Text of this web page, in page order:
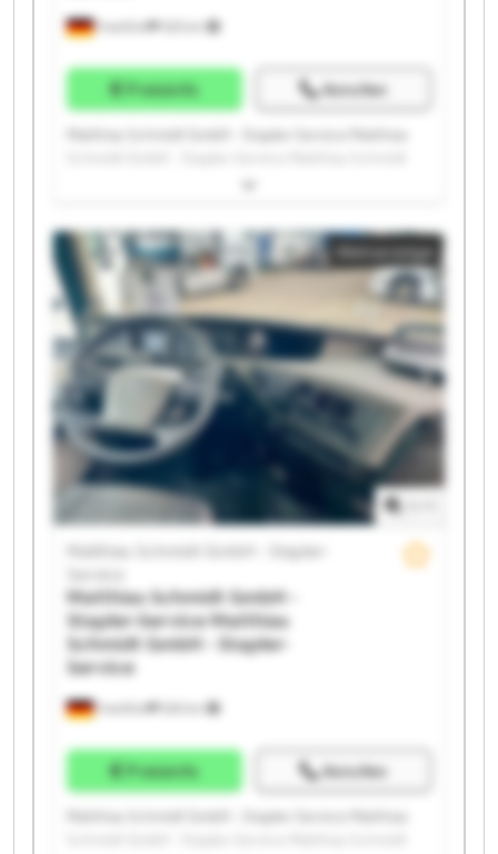
Frankfurt
Preisinfo Anrufen
Matthias Schmidt GmbH - Stapler-Service Matthias
GmbH - Stapler-Service Matthias Schmidt GmbH -
Service Matthias Schmidt GmbH - Stapler-Service
Matthias Schmidt GmbH - Stapler-Service Matthias
Schmidt GmbH - Stapler-Service Matthias Schmidt
GmbH - Stapler-Service Matthias Schmidt GmbH -
Stapler-Service Matthias Schmidt GmbH - Stapler-
Service Matthias Schmidt GmbH - Stapler-Service
Matthias Schmidt GmbH - Stapler-Service Matthias
Schmidt GmbH - Stapler-Service Matthias Schmidt
GmbH - Stapler-Service Matthias Schmidt GmbH -
Stapler-Service Matthias Schmidt GmbH - Stapler-
Service Matthias Schmidt GmbH - Stapler-Service
Matthias Schmidt GmbH - Stapler-Service Matthias
Schmidt GmbH - Stapler-Service
Kleinanzeige
Frankfurt
Matthias Schmidt GmbH - Stapler-
Matthias Schmidt GmbH -
Stapler-ServiceMatthias
Schmidt GmbH - Stapler-
Service
Preisinfo Anrufen
Matthias Schmidt GmbH - Stapler-Service Matthias